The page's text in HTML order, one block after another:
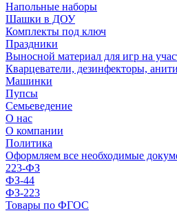
Напольные наборы
Шашки в ДОУ
Комплекты под ключ
Праздники
Выносной материал для игр на
Кварцеватели, дезинфекторы,
Машинки
Пупсы
Семьеведение
О нас
О компании
Политика
Оформляем все необходимые
223-ФЗ
ФЗ-44
ФЗ-223
Товары по ФГОС